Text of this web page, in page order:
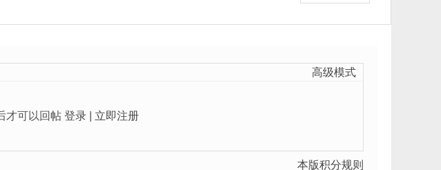
高级模式
才可以回帖 登录| 立即注册
本版积分规则